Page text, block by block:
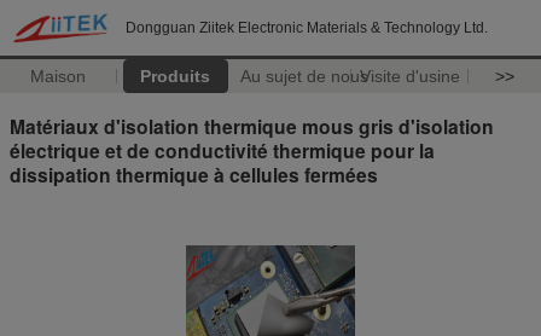
Dongguan Ziitek Electronic Materials & Technology Ltd.
Maison Produits Au sujet de nousVisite d'usine >>
Matériaux d'isolation thermique mous gris d'isolation
électrique et de conductivité thermique pour la
dissipation thermique à cellules fermées